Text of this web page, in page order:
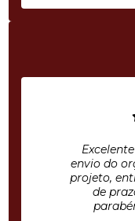
envio do
projeto,
de